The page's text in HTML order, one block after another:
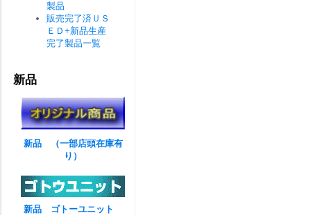
製品
販売完了済ＵＳ
ＥＤ+新品生産
完了製品一覧
新品
新品 （一部店頭在庫有
り）
新品 ゴトーユニット